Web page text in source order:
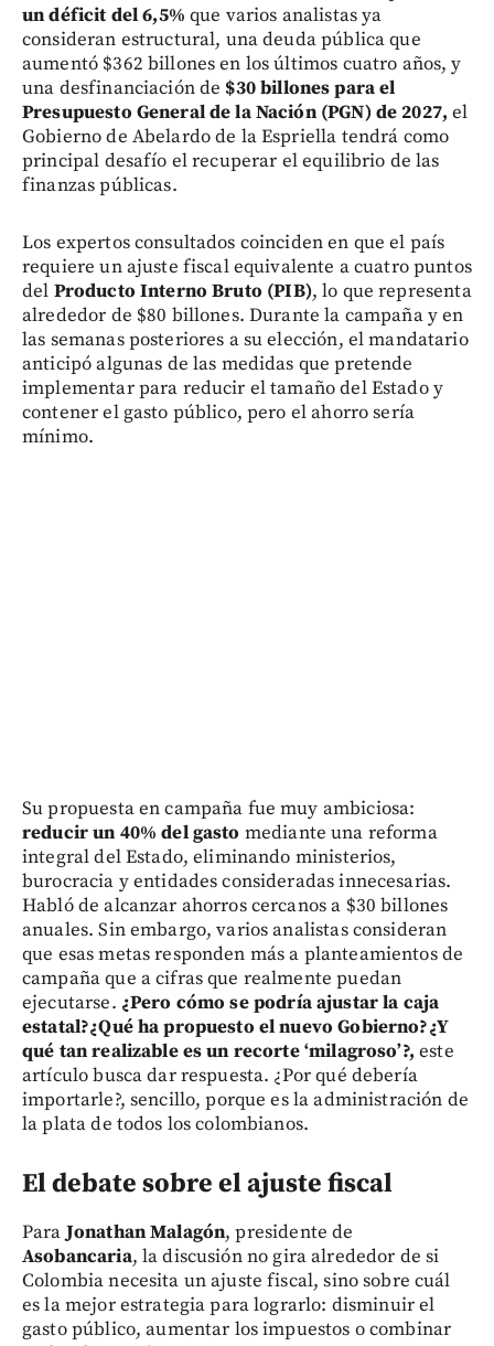
un déficit del 6,5% que varios analistas ya
consideran estructural, una deuda pública que
aumentó $362 billones en los últimos cuatro años, y
una desfinanciación de $30 billones para el
Presupuesto General de la Nación (PGN) de 2027, el
Gobierno de Abelardo de la Espriella tendrá como
principal desafío el recuperar el equilibrio de las
finanzas públicas.
Los expertos consultados coinciden en que el país
requiere un ajuste fiscal equivalente a cuatro puntos
del Producto Interno Bruto (PIB), lo que representa
alrededor de $80 billones. Durante la campaña y en
las semanas posteriores a su elección, el mandatario
anticipó algunas de las medidas que pretende
implementar para reducir el tamaño del Estado y
contener el gasto público, pero el ahorro sería
mínimo.
Su propuesta en campaña fue muy ambiciosa:
reducir un 40% del gasto mediante una reforma
integral del Estado, eliminando ministerios,
burocracia y entidades consideradas innecesarias.
Habló de alcanzar ahorros cercanos a $30 billones
anuales. Sin embargo, varios analistas consideran
que esas metas responden más a planteamientos de
campaña que a cifras que realmente puedan
ejecutarse. ¿Pero cómo se podría ajustar la caja
estatal?¿Qué ha propuesto el nuevo Gobierno?¿Y
qué tan realizable es un recorte ‘milagroso’?, este
artículo busca dar respuesta. ¿Por qué debería
importarle?, sencillo, porque es la administración de
la plata de todos los colombianos.
El debate sobre el ajuste fiscal
ParaJonathan Malagón, presidente de
Asobancaria, la discusión no gira alrededor de si
Colombia necesita un ajuste fiscal, sino sobre cuál
es la mejor estrategia para lograrlo: disminuir el
gasto público, aumentar los impuestos o combinar